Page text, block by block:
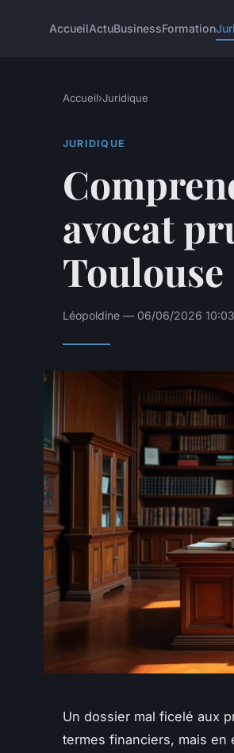
AccueilActuBusinessFormation
Accueil›Juridique
JURIDIQUE
avocat
Toulouse
Léopoldine — 06/06/2026
Un dossier mal ficelé aux
termes financiers, mais en